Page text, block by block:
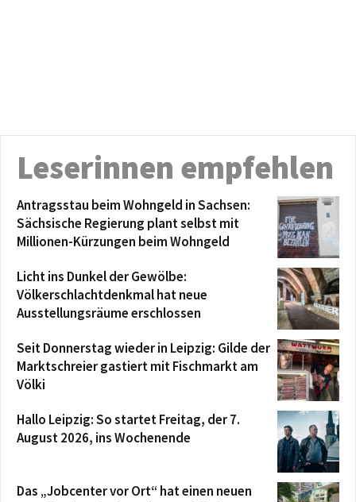
Leserinnen empfehlen
Antragsstau beim Wohngeld in Sachsen:
Sächsische Regierung plant selbst mit
Millionen-Kürzungen beim Wohngeld
Licht ins Dunkel der Gewölbe:
Völkerschlachtdenkmal hat neue
Ausstellungsräume erschlossen
Seit Donnerstag wieder in Leipzig: Gilde der
Marktschreier gastiert mit Fischmarkt am
Völki
Hallo Leipzig: So startet Freitag, der 7.
August 2026, ins Wochenende
Das „Jobcenter vor Ort“ hat einen neuen